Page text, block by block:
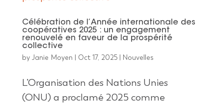
Célébration de l’Année internationale des
coopératives 2025 : un engagement
renouvelé en faveur de la prospérité
collective
by Janie Moyen | Oct 17, 2025| Nouvelles
L’Organisation des Nations Unies
(ONU) a proclamé 2025 comme